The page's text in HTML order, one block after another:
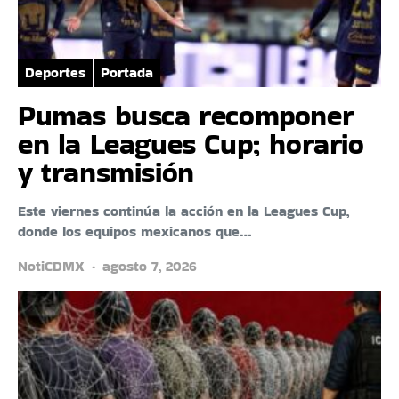
Deportes Portada
Pumas busca recomponer
en la Leagues Cup; horario
y transmisión
Este viernes continúa la acción en la Leagues Cup,
donde los equipos mexicanos que…
NotiCDMX
agosto 7, 2026